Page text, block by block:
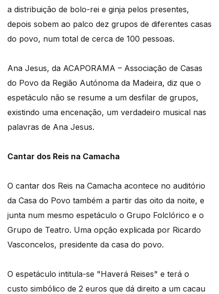
a distribuição de bolo-rei e ginja pelos presentes,
depois sobem ao palco dez grupos de diferentes casas
do povo, num total de cerca de 100 pessoas.
Ana Jesus, da ACAPORAMA – Associação de Casas
do Povo da Região Autónoma da Madeira, diz que o
espetáculo não se resume a um desfilar de grupos,
existindo uma encenação, um verdadeiro musical nas
palavras de Ana Jesus.
Cantar dos Reis na Camacha
O cantar dos Reis na Camacha acontece no auditório
da Casa do Povo também a partir das oito da noite, e
junta num mesmo espetáculo o Grupo Folclórico e o
Grupo de Teatro. Uma opção explicada por Ricardo
Vasconcelos, presidente da casa do povo.
O espetáculo intitula-se "Haverá Reises" e terá o
custo simbólico de 2 euros que dá direito a um cacau